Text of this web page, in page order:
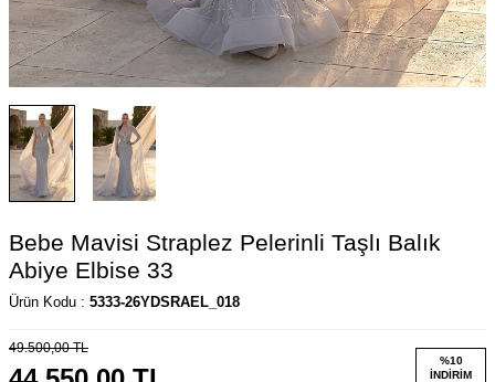
Bebe Mavisi Straplez Pelerinli Taşlı Balık
Abiye Elbise 33
Ürün Kodu : 5333-26YDSRAEL_018
49.500,00TL
%10
İNDIRIM